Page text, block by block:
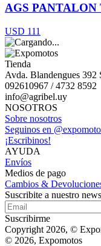
AGS
USD 111
Tienda
Avda. Blandengues 392
092610967 / 4732 8592
info@agribel.uy
NOSOTROS
Sobre nosotros
Seguinos en
¡Escribinos!
AYUDA
Envíos
Medios de pago
Cambios &
Suscribite a nuestro
Suscribirme
Copyright 2026, ©
© 2026, Expomotos